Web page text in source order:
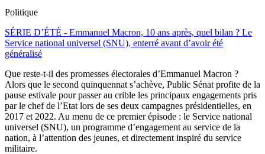
Politique
SÉRIE D’ÉTÉ - Emmanuel Macron, 10 ans après, quel bilan ? Le
Service national universel (SNU), enterré avant d’avoir été
généralisé
Que reste-t-il des promesses électorales d’Emmanuel Macron ?
Alors que le second quinquennat s’achève, Public Sénat profite de la
pause estivale pour passer au crible les principaux engagements pris
par le chef de l’Etat lors de ses deux campagnes présidentielles, en
2017 et 2022. Au menu de ce premier épisode : le Service national
universel (SNU), un programme d’engagement au service de la
nation, à l’attention des jeunes, et directement inspiré du service
militaire.